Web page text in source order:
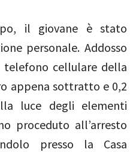
il giovane è stato
personale. Addosso
cellulare della
appena sottratto e 0,2
luce degli elementi
proceduto all’arresto
presso la Casa